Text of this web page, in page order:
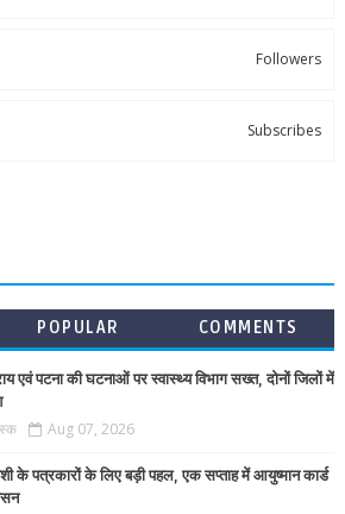
Followers
Subscribes
POPULAR COMMENTS
एवं पटना की घटनाओं पर स्वास्थ्य विभाग सख्त, दोनों जिलों में
Aug 07, 2026
के पत्रकारों के लिए बड़ी पहल, एक सप्ताह में आयुष्मान कार्ड